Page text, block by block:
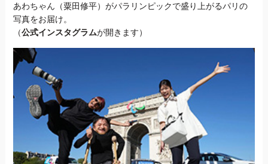
あわちゃん（粟田修平）がパラリンピックで盛り上がるパリの
写真をお届け。
（公式インスタグラムが開きます）